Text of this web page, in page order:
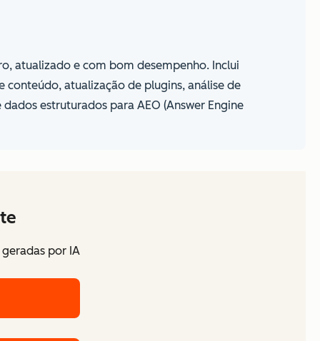
atualizado e com bom desempenho. Inclui
atualização de plugins, análise de
estruturados para AEO (Answer Engine
por IA